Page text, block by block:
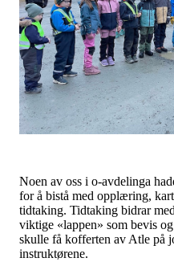
Noen av oss i o-avdelinga
for å bistå med opplæring,
tidtaking. Tidtaking bidrar
viktige «lappen» som bevis
skulle få kofferten av Atle på
instruktørene.